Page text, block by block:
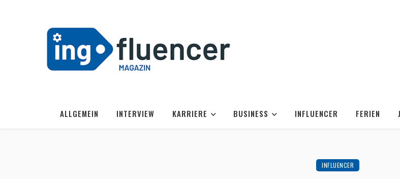
ALLGEMEIN INTERVIEW KARRIERE BUSINESS INFLUENCER FERIEN
INFLUENCER